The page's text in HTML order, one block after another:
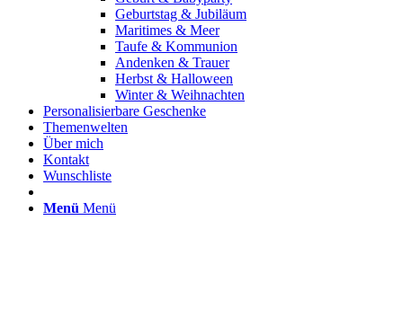
Geburtstag & Jubiläum
Maritimes & Meer
Taufe & Kommunion
Andenken & Trauer
Herbst & Halloween
Winter & Weihnachten
Personalisierbare Geschenke
Themenwelten
Über mich
Kontakt
Wunschliste
Menü Menü